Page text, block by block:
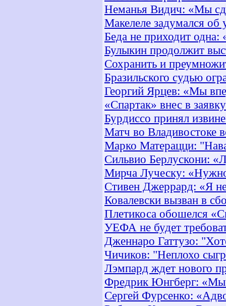
Неманья Видич: «Мы
Макелеле задумался об
Беда не приходит
Булыкин продолжит
Сохранить и
Бразильского судью
Георгий Ярцев: «Мы
«Спартак» внес в
Бурдиссо принял
Матч во Владивостоке
Марко Матерацци:
Сильвио Берлускони:
Мирча Луческу:
Стивен Джеррард: «Я
Ковалевски вызван в
Плетикоса обошелся
УЕФА не будет
Дженнаро Гаттузо:
Чичиков: "Неплохо
Лэмпард ждет нового
Фредрик Юнгберг: «Мы
Сергей Фурсенко: